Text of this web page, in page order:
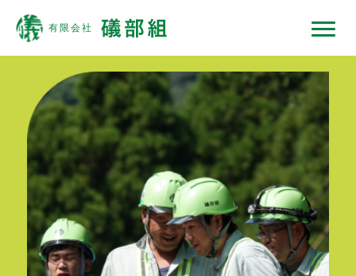
礒部組について
現場ではたらくひと
現場ではたらく機械
現場ノート
採用情報